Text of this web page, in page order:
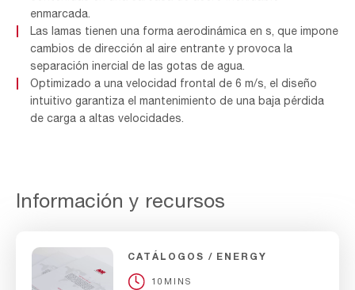
enmarcada.
Las lamas tienen una forma aerodinámica en s, que impone
cambios de dirección al aire entrante y provoca la
separación inercial de las gotas de agua.
Optimizado a una velocidad frontal de 6 m/s, el diseño
intuitivo garantiza el mantenimiento de una baja pérdida
de carga a altas velocidades.
Información y recursos
CATÁLOGOS ENERGY
10MINS